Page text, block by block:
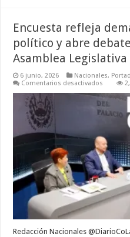
Encuesta refleja
político y abre
Asamblea Legislativa
6 junio, 2026 Nacionales,
Comentarios desactivados
refleja
de
y
abre
debate
sobre
el
futuro
la
Asamblea
Legislativa
Redacción Nacionales